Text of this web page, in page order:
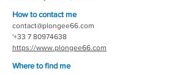
How to contact me
contact@plongee66.com
'+33 7 80974638
https://www.plongee66.com
Where to find me